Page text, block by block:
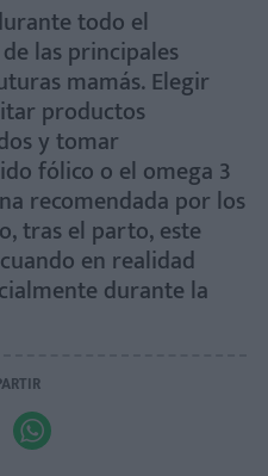
todo el
las principales
mamás. Elegir
productos
y tomar
fólico o el omega 3
recomendada por los
tras el parto, este
en realidad
durante la
